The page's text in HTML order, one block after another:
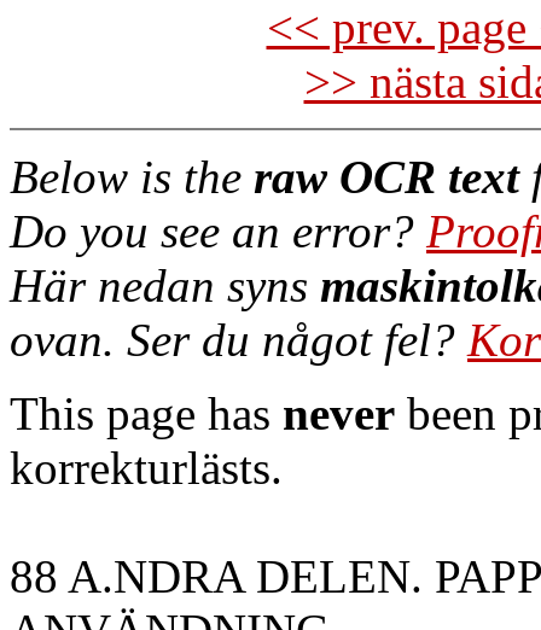
<< prev.
>> nästa
Below is the raw OCR text
Do you see an error?
Här nedan syns
ovan. Ser du något fel?
This page has never been
korrekturlästs.
88 A.NDRA DELEN.